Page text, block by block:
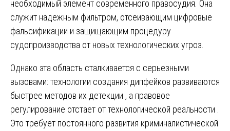
необходимый элемент современного правосудия. Она
служит надежным фильтром, отсеивающим цифровые
фальсификации и защищающим процедуру
судопроизводства от новых технологических угроз.
Однако эта область сталкивается с серьезными
вызовами: технологии создания дипфейков развиваются
быстрее методов их детекции , а правовое
регулирование отстает от технологической реальности .
Это требует постоянного развития криминалистической